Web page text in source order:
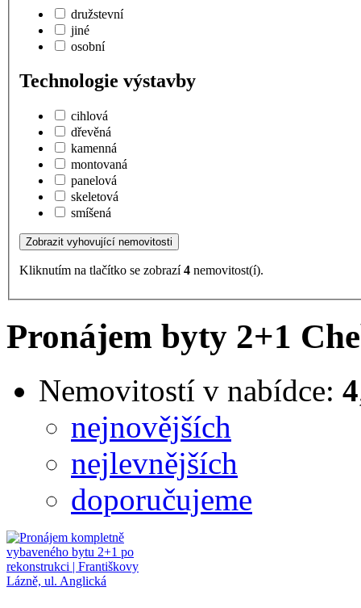
družstevní
jiné
osobní
Technologie výstavby
cihlová
dřevěná
kamenná
montovaná
panelová
skeletová
smíšená
Kliknutím na tlačítko se zobrazí 4 nemovitost(í).
Pronájem byty 2+1
Nemovitostí v nabídce: 4
nejnovějších
nejlevnějších
doporučujeme